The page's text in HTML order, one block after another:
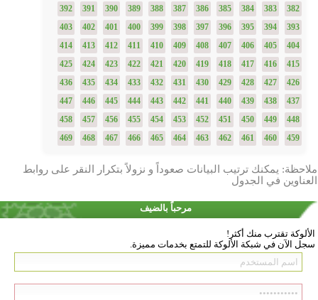
382
383
384
385
386
387
388
389
390
391
392
393
394
395
396
397
398
399
400
401
402
403
404
405
406
407
408
409
410
411
412
413
414
415
416
417
418
419
420
421
422
423
424
425
426
427
428
429
430
431
432
433
434
435
436
437
438
439
440
441
442
443
444
445
446
447
448
449
450
451
452
453
454
455
456
457
458
459
460
461
462
463
464
465
466
467
468
469
ملاحظة: يمكنك ترتيب البيانات صعوداً و نزولاً بتكرار النقر على روابط
العناوين في الجدول
مرحباً بالضيف
الألوكة تقترب منك أكثر!
سجل الآن في شبكة الألوكة للتمتع بخدمات مميزة.